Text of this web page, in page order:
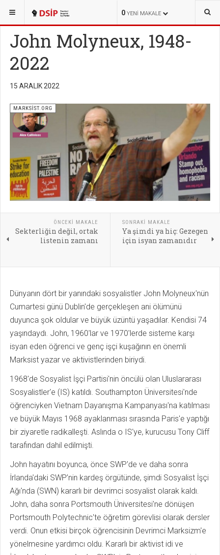
0 YENI MAKALE
BURADASINIZ: YAYINLAR MARKSİST.ORG
John Molyneux, 1948-
2022
15 ARALIK 2022
MARKSİST.ORG
ÖNCEKI MAKALE
Sekterliğin değil, ortak
listenin zamanı
SONRAKI MAKALE
Ya şimdi ya hiç: Gezegen
için isyan zamanıdır
Dünyanın dört bir yanındaki sosyalistler John Molyneux'nün
Cumartesi günü Dublin'de gerçekleşen ani ölümünü
duyunca şok oldular ve büyük üzüntü yaşadılar. Kendisi 74
yaşındaydı. John, 1960'lar ve 1970'lerde sisteme karşı
isyan eden öğrenci ve genç işçi kuşağının en önemli
Marksist yazar ve aktivistlerinden biriydi.
1968'de Sosyalist İşçi Partisi'nin öncülü olan Uluslararası
Sosyalistler'e (IS) katıldı. Southampton Üniversitesi'nde
öğrenciyken Vietnam Dayanışma Kampanyası'na katılması
ve büyük Mayıs 1968 ayaklanması sırasında Paris'e yaptığı
bir ziyaretle radikalleşti. Aslında o IS'ye, kurucusu Tony Cliff
tarafından dahil edilmişti.
John hayatını boyunca, önce SWP'de ve daha sonra
İrlanda'daki SWP’nin kardeş örgütünde, şimdi Sosyalist İşçi
Ağı'nda (SWN) kararlı bir devrimci sosyalist olarak kaldı.
John, daha sonra Portsmouth Üniversitesi'ne dönüşen
Portsmouth Polytechnic'te öğretim görevlisi olarak dersler
verdi. Onun etkisi birçok öğrencisinin Devrimci Marksizm'e
yönelmesine yardımcı oldu. Kararlı bir aktivist idi ve